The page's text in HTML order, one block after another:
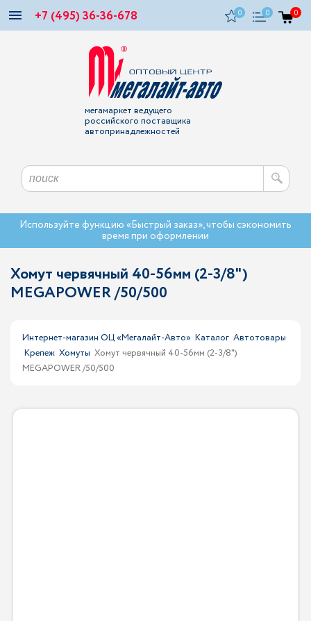
+7 (495) 36-36-678 0 0 0
мегамаркет ведущего
российского поставщика
автопринадлежностей
Используйте функцию «Быстрый заказ», чтобы сэкономить
время при оформлении
Хомут червячный 40-56мм (2-3/8")
MEGAPOWER /50/500
Интернет-магазин ОЦ «Мегалайт-Авто» Каталог Автотовары
Крепеж Хомуты Хомут червячный 40-56мм (2-3/8")
MEGAPOWER /50/500